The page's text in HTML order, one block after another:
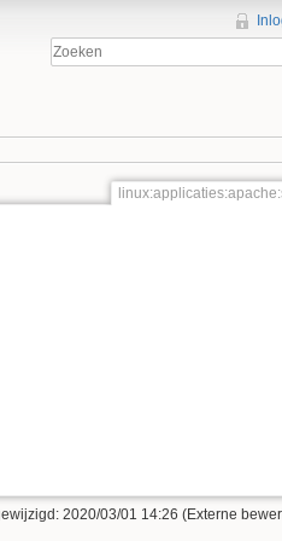
2020/03/01 14:26 (Externe